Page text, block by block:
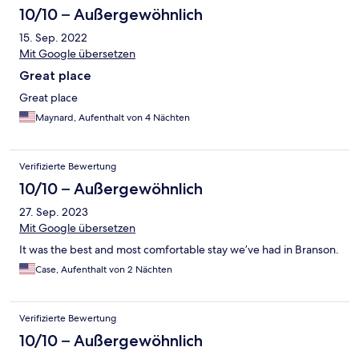
10/10 – Außergewöhnlich
15. Sep. 2022
Mit Google übersetzen
Great place
Great place
Maynard, Aufenthalt von 4 Nächten
Verifizierte Bewertung
10/10 – Außergewöhnlich
27. Sep. 2023
Mit Google übersetzen
It was the best and most comfortable stay we’ve had in Branson.
Case, Aufenthalt von 2 Nächten
Verifizierte Bewertung
10/10 – Außergewöhnlich